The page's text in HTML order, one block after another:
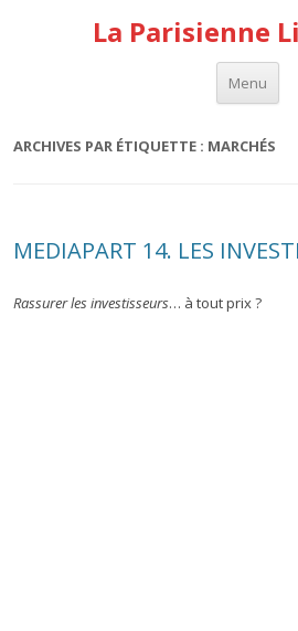
La Parisienne
Menu
ARCHIVES PAR ÉTIQUETTE : MARCHÉS
MEDIAPART 14. LES
Rassurer les investisseurs… à tout prix ?